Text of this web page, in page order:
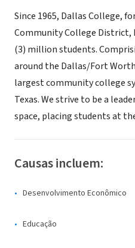
Since 1965, Dallas College,
Community College District,
(3) million students.
around the Dallas/Fort
largest community college
Texas. We strive to be a
space, placing students at
Causas incluem:
Desenvolvimento Econômico
Educação